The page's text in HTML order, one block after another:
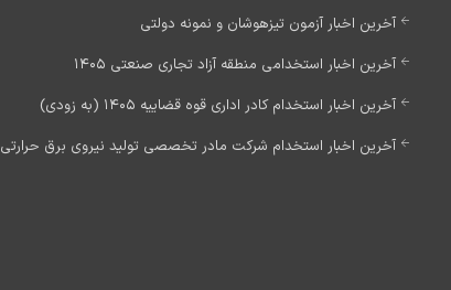
آخرین اخبار آزمون تیزهوشان و نمونه دولتی
آخرین اخبار استخدامی منطقه آزاد تجاری صنعتی 1405
آخرین اخبار استخدام کادر اداری قوه قضاییه 1405 (به زودی)
آخرین اخبار استخدام شرکت مادر تخصصی تولید نیروی برق حرارتی 1405 (استخدام جدید)